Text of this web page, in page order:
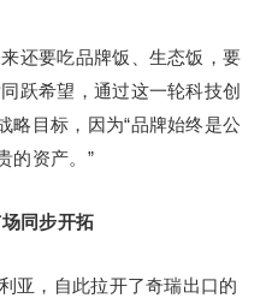
还要吃品牌饭、生态饭，要
跃希望，通过这一轮科技创
略目标，因为“品牌始终是公
的资产。”
同步开拓
亚，自此拉开了奇瑞出口的